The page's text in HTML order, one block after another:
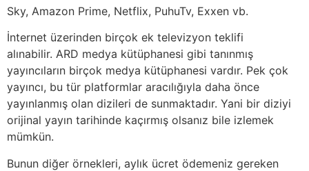
Sky, Amazon Prime, Netflix, PuhuTv, Exxen vb.
İnternet üzerinden birçok ek televizyon teklifi
alınabilir. ARD medya kütüphanesi gibi tanınmış
yayıncıların birçok medya kütüphanesi vardır. Pek çok
yayıncı, bu tür platformlar aracılığıyla daha önce
yayınlanmış olan dizileri de sunmaktadır. Yani bir diziyi
orijinal yayın tarihinde kaçırmış olsanız bile izlemek
mümkün.
Bunun diğer örnekleri, aylık ücret ödemeniz gereken